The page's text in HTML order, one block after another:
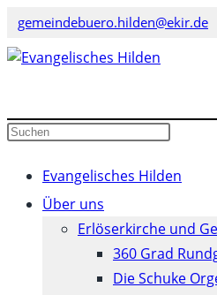
Zum
springen
gemeindebuero.hilden@ekir.de
Diese
durchsuchen
Press
to
search
panel.
Evangelisches Hilden
Über uns
Erlöserkirche und
360 Grad
Die Schuke